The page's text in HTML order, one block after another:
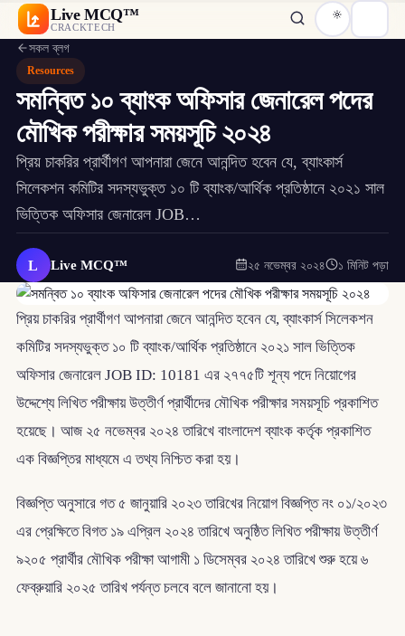
Live MCQ™
CRACKTECH
সকল ব্লগ
Resources
সমন্বিত ১০ ব্যাংক অফিসার জেনারেল পদের
মৌখিক পরীক্ষার সময়সূচি ২০২৪
প্রিয় চাকরির প্রার্থীগণ আপনারা জেনে আনন্দিত হবেন যে, ব্যাংকার্স
সিলেকশন কমিটির সদস্যভুক্ত ১০ টি ব্যাংক/আর্থিক প্রতিষ্ঠানে ২০২১ সাল
ভিত্তিক অফিসার জেনারেল JOB…
L Live MCQ™ ২৫ নভেম্বর ২০২৪ ১ মিনিট পড়া
প্রিয় চাকরির প্রার্থীগণ আপনারা জেনে আনন্দিত হবেন যে, ব্যাংকার্স সিলেকশন
কমিটির সদস্যভুক্ত ১০ টি ব্যাংক/আর্থিক প্রতিষ্ঠানে ২০২১ সাল ভিত্তিক
অফিসার জেনারেল JOB ID: 10181 এর ২৭৭৫টি শূন্য পদে নিয়োগের
উদ্দেশ্যে লিখিত পরীক্ষায় উত্তীর্ণ প্রার্থীদের মৌখিক পরীক্ষার সময়সূচি প্রকাশিত
হয়েছে। আজ ২৫ নভেম্বর ২০২৪ তারিখে বাংলাদেশ ব্যাংক কর্তৃক প্রকাশিত
এক বিজ্ঞপ্তির মাধ্যমে এ তথ্য নিশ্চিত করা হয়।
বিজ্ঞপ্তি অনুসারে গত ৫ জানুয়ারি ২০২৩ তারিখের নিয়োগ বিজ্ঞপ্তি নং ০১/২০২৩
এর প্রেক্ষিতে বিগত ১৯ এপ্রিল ২০২৪ তারিখে অনুষ্ঠিত লিখিত পরীক্ষায় উত্তীর্ণ
৯২০৫ প্রার্থীর মৌখিক পরীক্ষা আগামী ১ ডিসেম্বর ২০২৪ তারিখে শুরু হয়ে ৬
ফেব্রুয়ারি ২০২৫ তারিখ পর্যন্ত চলবে বলে জানানো হয়।